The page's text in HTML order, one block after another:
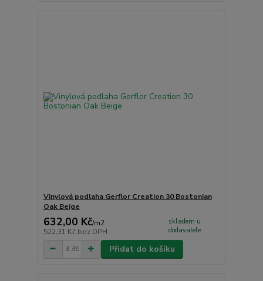
Vinylová podlaha Gerflor Creation 30 Bostonian
Oak Beige
632,00 Kč/m2
522,31 Kč bez DPH
skladem u
dodavatele
Přidat do košíku